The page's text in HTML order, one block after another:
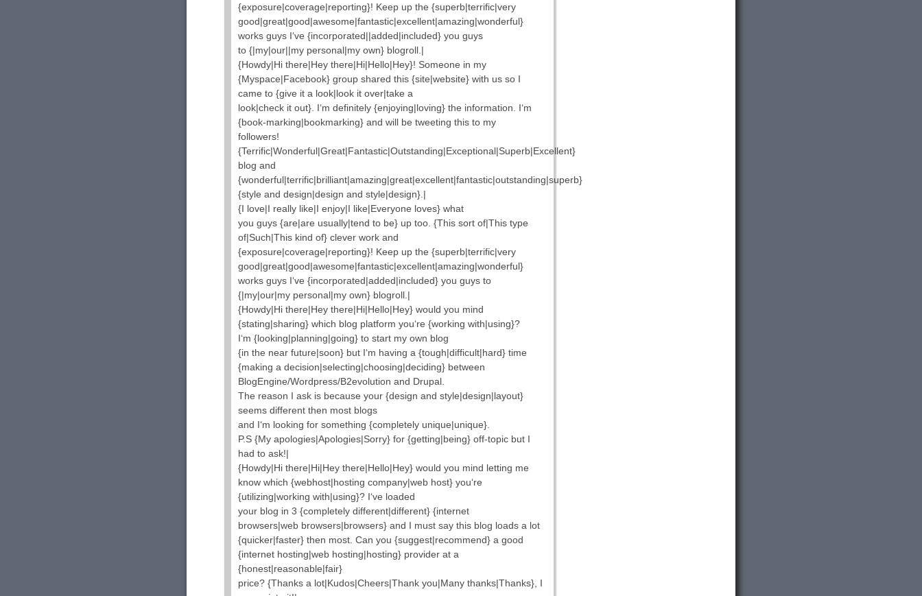
{exposure|coverage|reporting}! Keep up the {superb|terrific|very
good|great|good|awesome|fantastic|excellent|amazing|wonderful}
works guys I‘ve {incorporated||added|included} you guys
to {|my|our||my personal|my own} blogroll.|
{Howdy|Hi there|Hey there|Hi|Hello|Hey}! Someone in my
{Myspace|Facebook} group shared this {site|website} with us so I
came to {give it a look|look it over|take a
look|check it out}. I‘m definitely {enjoying|loving} the information. I‘m
{book-marking|bookmarking} and will be tweeting this to my
followers!
{Terrific|Wonderful|Great|Fantastic|Outstanding|Exceptional|Superb|Excellent}
blog and
{wonderful|terrific|brilliant|amazing|great|excellent|fantastic|outstanding|superb}
{style and design|design and style|design}.|
{I love|I really like|I enjoy|I like|Everyone loves} what
you guys {are|are usually|tend to be} up too. {This sort of|This type
of|Such|This kind of} clever work and
{exposure|coverage|reporting}! Keep up the {superb|terrific|very
good|great|good|awesome|fantastic|excellent|amazing|wonderful}
works guys I‘ve {incorporated|added|included} you guys to
{|my|our|my personal|my own} blogroll.|
{Howdy|Hi there|Hey there|Hi|Hello|Hey} would you mind
{stating|sharing} which blog platform you‘re {working with|using}?
I‘m {looking|planning|going} to start my own blog
{in the near future|soon} but I‘m having a {tough|difficult|hard} time
{making a decision|selecting|choosing|deciding} between
BlogEngine/Wordpress/B2evolution and Drupal.
The reason I ask is because your {design and style|design|layout}
seems different then most blogs
and I‘m looking for something {completely unique|unique}.
P.S {My apologies|Apologies|Sorry} for {getting|being} off-topic but I
had to ask!|
{Howdy|Hi there|Hi|Hey there|Hello|Hey} would you mind letting me
know which {webhost|hosting company|web host} you‘re
{utilizing|working with|using}? I‘ve loaded
your blog in 3 {completely different|different} {internet
browsers|web browsers|browsers} and I must say this blog loads a lot
{quicker|faster} then most. Can you {suggest|recommend} a good
{internet hosting|web hosting|hosting} provider at a
{honest|reasonable|fair}
price? {Thanks a lot|Kudos|Cheers|Thank you|Many thanks|Thanks}, I